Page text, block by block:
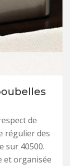
de
régulier des
sur 40500.
et organisée